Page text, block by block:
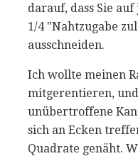
darauf, dass Sie
1/4 "Nahtzugabe
ausschneiden.
Ich wollte meinen
mitgerentieren,
unübertroffene
sich an Ecken
Quadrate genäht.